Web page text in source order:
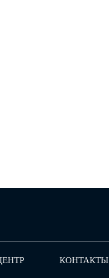
КОНТАКТЫ